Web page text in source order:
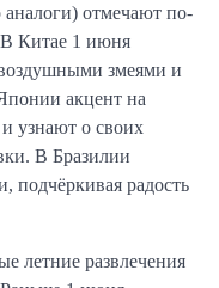
отмечают по-
В Китае 1 июня
змеями и
акцент на
узнают о своих
В Бразилии
подчёркивая радость
летние развлечения